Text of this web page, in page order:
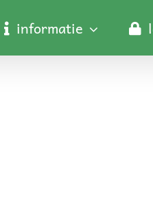
informatie